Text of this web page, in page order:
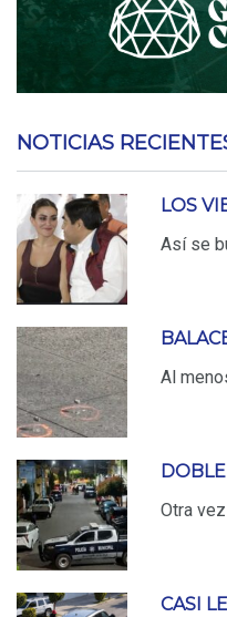
NOTICIAS
LOS
Así se
Al
Otra
CASI